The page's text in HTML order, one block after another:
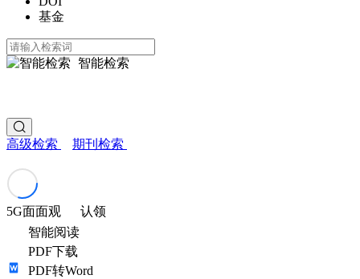
基金
智能检索
高级检索 期刊检索
5G面面观
认领
智能阅读
PDF下载
PDF转Word